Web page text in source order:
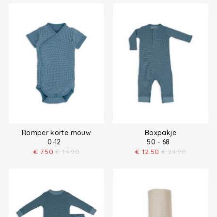
Romper korte mouw
0-12
€ 7.50 € 14.90
Boxpakje
50 - 68
€ 12.50 € 24.90